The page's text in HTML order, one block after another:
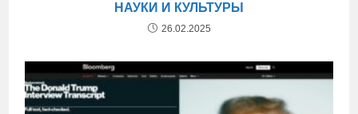
НАУКИ И КУЛЬТУРЫ
26.02.2025